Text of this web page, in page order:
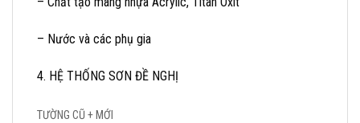
– Nước và các phụ gia
4. HỆ THỐNG SƠN ĐỀ NGHỊ
TƯỜNG CŨ + MỚI